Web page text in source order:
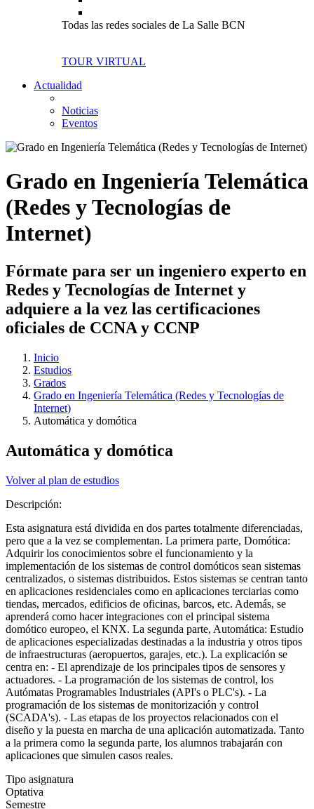
Todas las redes sociales de La Salle BCN
TOUR VIRTUAL
Actualidad
Noticias
Eventos
Grado en Ingeniería Telemática
(Redes y Tecnologías de
Internet)
Fórmate para ser un ingeniero experto en
Redes y Tecnologías de Internet y
adquiere a la vez las certificaciones
oficiales de CCNA y CCNP
Inicio
Estudios
Grados
Grado en Ingeniería Telemática (Redes y Tecnologías de
Internet)
Automática y domótica
Automática y domótica
Volver al plan de estudios
Descripción:
Esta asignatura está dividida en dos partes totalmente diferenciadas,
pero que a la vez se complementan. La primera parte, Domótica:
Adquirir los conocimientos sobre el funcionamiento y la
implementación de los sistemas de control domóticos sean sistemas
centralizados, o sistemas distribuidos. Estos sistemas se centran tanto
en aplicaciones residenciales como en aplicaciones terciarias como
tiendas, mercados, edificios de oficinas, barcos, etc. Además, se
aprenderá como hacer integraciones con el principal sistema
domótico europeo, el KNX. La segunda parte, Automática: Estudio
de aplicaciones especializadas destinadas a la industria y otros tipos
de infraestructuras (aeropuertos, garajes, etc.). La explicación se
centra en: - El aprendizaje de los principales tipos de sensores y
actuadores. - La programación de los sistemas de control, los
Autómatas Programables Industriales (API's o PLC's). - La
programación de los sistemas de monitorización y control
(SCADA's). - Las etapas de los proyectos relacionados con el
diseño y la puesta en marcha de una aplicación automatizada. Tanto
a la primera como la segunda parte, los alumnos trabajarán con
aplicaciones que simulen casos reales.
Tipo asignatura
Optativa
Semestre